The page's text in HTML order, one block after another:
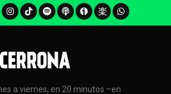
a viernes, en 20 minutos –en